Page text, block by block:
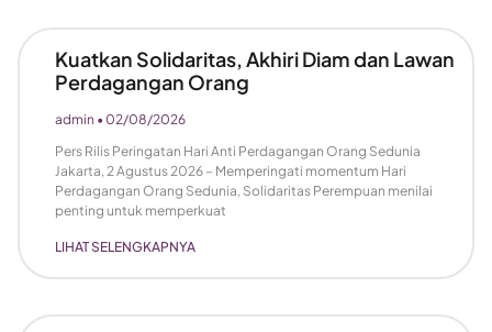
Kuatkan Solidaritas, Akhiri Diam dan Lawan
Perdagangan Orang
admin
02/08/2026
Pers Rilis Peringatan Hari Anti Perdagangan Orang Sedunia
Jakarta, 2 Agustus 2026 – Memperingati momentum Hari
Perdagangan Orang Sedunia, Solidaritas Perempuan menilai
penting untuk memperkuat
LIHAT SELENGKAPNYA